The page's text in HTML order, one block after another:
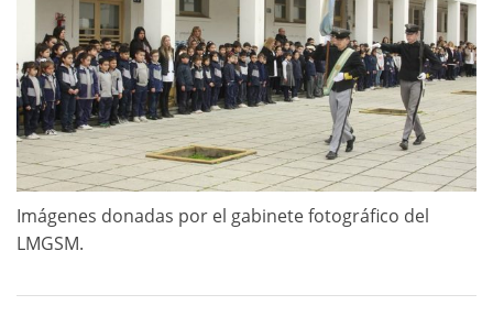
Imágenes donadas por el gabinete fotográfico del
LMGSM.